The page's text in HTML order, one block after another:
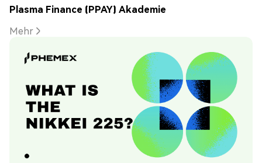
Plasma Finance (PPAY) Akademie
Mehr